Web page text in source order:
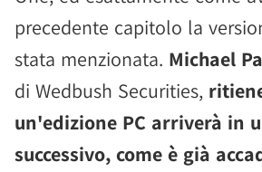
precedente capitolo la
stata menzionata. Michael
di Wedbush Securities,
un'edizione PC arriverà in
successivo, come è già